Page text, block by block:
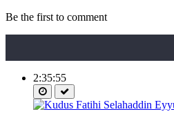
Be the first to comment
2:35:55